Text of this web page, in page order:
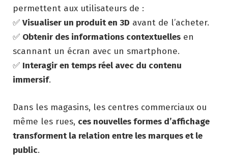
permettent aux utilisateurs de :
✅ Visualiser un produit en 3D avant de l’acheter.
✅ Obtenir des informations contextuelles en
scannant un écran avec un smartphone.
✅ Interagir en temps réel avec du contenu
immersif.
Dans les magasins, les centres commerciaux ou
même les rues, ces nouvelles formes d’affichage
transforment la relation entre les marques et le
public.